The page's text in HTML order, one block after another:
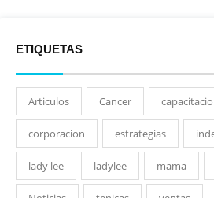
ETIQUETAS
Articulos Cancer
corporacion estrategias
lady lee ladylee mama